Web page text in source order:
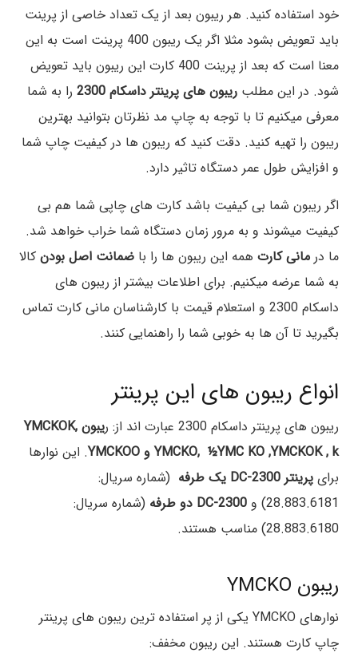
خود استفاده کنید. هر ریبون بعد از یک تعداد خاصی از پرینت
باید تعویض بشود مثلا اگر یک ریبون 400 پرینت است به این
معنا است که بعد از پرینت 400 کارت این ریبون باید تعویض
شود. در این مطلب ریبون های پرینتر داسکام 2300
را به شما
معرفی میکنیم تا با توجه به چاپ مد نظرتان بتوانید بهترین
ریبون را تهیه کنید. دقت کنید که ریبون ها در کیفیت چاپ شما
و افزایش طول عمر دستگاه تاثیر دارد.
اگر ریبون شما بی کیفیت باشد کارت های چاپی شما هم بی
کیفیت میشوند و به مرور زمان دستگاه شما خراب خواهد شد.
ما در مانی کارت همه این ریبون ها را با ضمانت اصل بودن کالا
به شما عرضه میکنیم. برای اطلاعات بیشتر از ریبون های
داسکام 2300 و استعلام قیمت با کارشناسان مانی کارت تماس
بگیرید تا آن ها به خوبی شما را راهنمایی کنند.
انواع ریبون های این پرینتر
ریبون های پرینتر داسکام 2300 عبارت اند از: ر
یبون YMCKOK,
YMCKO, ½YMC KO ,YMCKOK , k و YMCKOO
. این نوارها
برای پرینتر DC-2300 یک طرفه
(شماره سریال:
28.883.6181) و
DC-2300 دو طرفه
(شماره سریال:
28.883.6180) مناسب هستند.
ریبون YMCKO
نوارهای YMCKO یکی از پر استفاده ترین ریبون های پرینتر
چاپ کارت هستند. این ریبون مخفف: